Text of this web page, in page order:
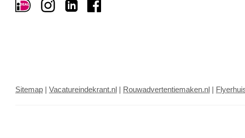
Sitemap | Vacatureindekrant.nl | Rouwadvertentiemaken.nl |